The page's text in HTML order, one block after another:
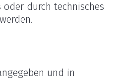
oder durch technisches
und in